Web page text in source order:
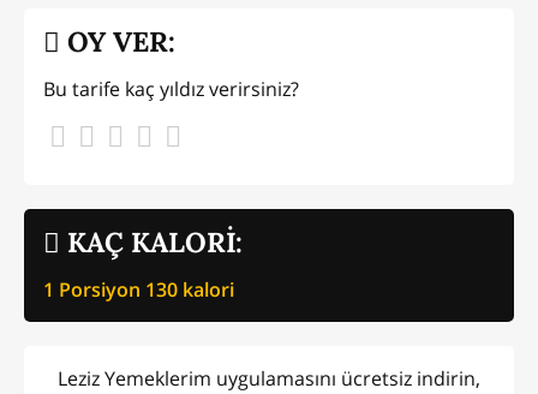
KAÇ KALORİ:
1 Porsiyon 130 kalori
OY VER:
Bu tarife kaç yıldız verirsiniz?
Leziz Yemeklerim uygulamasını ücretsiz indirin,